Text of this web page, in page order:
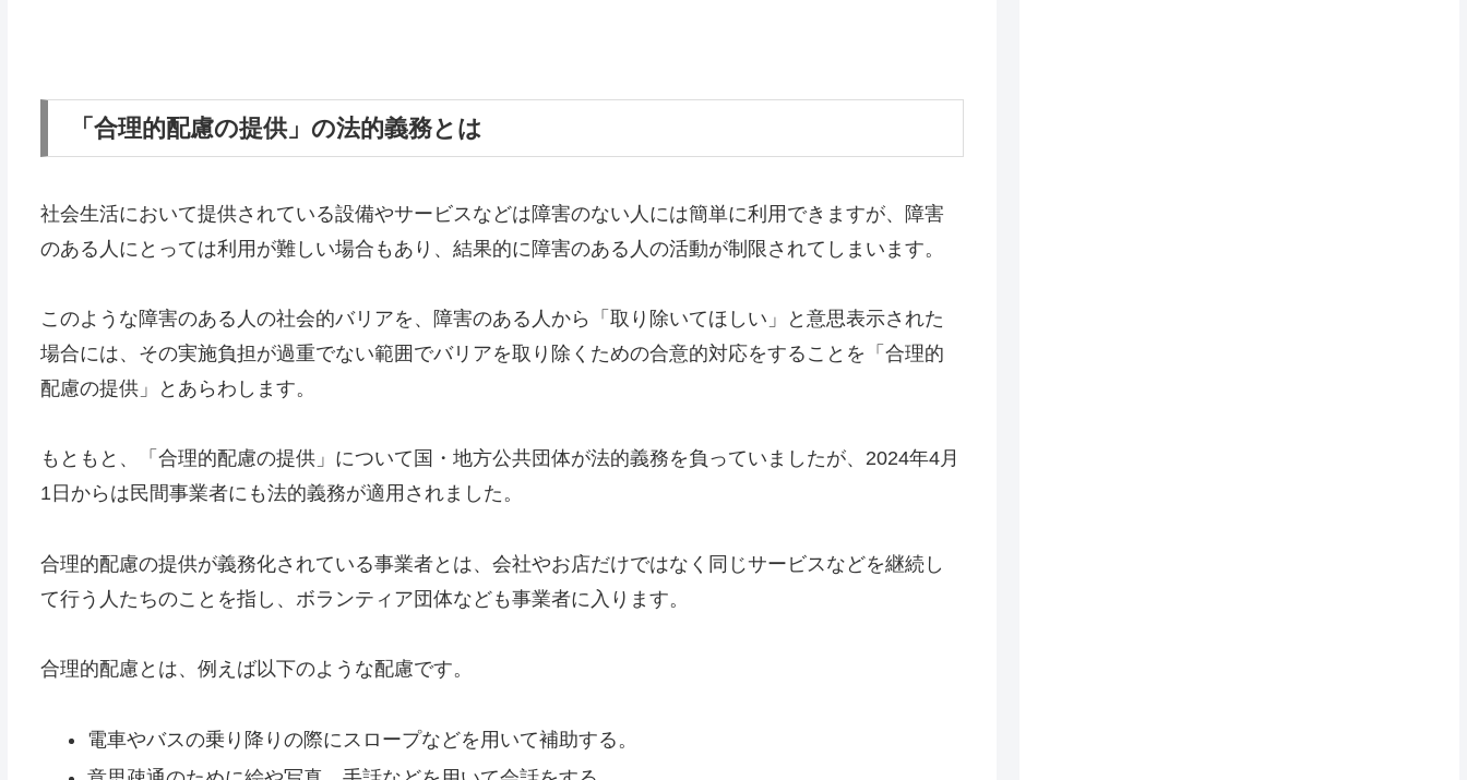
「合理的配慮の提供」の法的義務とは
社会生活において提供されている設備やサービスなどは障害のない人には簡単に利用できますが、障害
のある人にとっては利用が難しい場合もあり、結果的に障害のある人の活動が制限されてしまいます。
このような障害のある人の社会的バリアを、障害のある人から「取り除いてほしい」と意思表示された
場合には、その実施負担が過重でない範囲でバリアを取り除くための合意的対応をすることを「合理的
配慮の提供」とあらわします。
もともと、「合理的配慮の提供」について国・地方公共団体が法的義務を負っていましたが、2024年4月
1日からは民間事業者にも法的義務が適用されました。
合理的配慮の提供が義務化されている事業者とは、会社やお店だけではなく同じサービスなどを継続し
て行う人たちのことを指し、ボランティア団体なども事業者に入ります。
合理的配慮とは、例えば以下のような配慮です。
電車やバスの乗り降りの際にスロープなどを用いて補助する。